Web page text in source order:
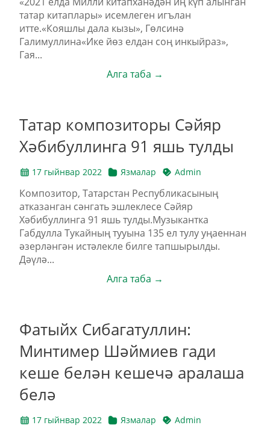
татар китаплары» исемлеген игълан
итте.«Кояшлы дала кызы», Гөлсинә
Галимуллина«Ике йөз елдан соң инкыйраз»,
Гая...
Алга таба →
Татар композиторы Сәйяр
Хәбибуллинга 91 яшь тулды
17 гыйнвар 2022 Язмалар Admin
Композитор, Татарстан Республикасының
атказанган сәнгать эшлеклесе Сәйяр
Хәбибуллинга 91 яшь тулды.Музыкантка
Габдулла Тукайның тууына 135 ел тулу уңаеннан
әзерләнгән истәлекле билге тапшырылды.
Дәүлә...
Алга таба →
Фатыйх Сибагатуллин:
Минтимер Шәймиев гади
кеше белән кешечә аралаша
белә
17 гыйнвар 2022 Язмалар Admin